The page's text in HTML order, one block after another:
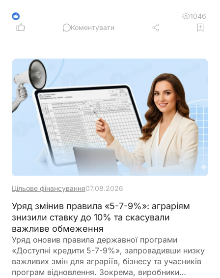
час планування роботи із сервісами
6
1046
Коментувати
Цільове фінансування07.08.2026
Уряд змінив правила «5-7-9%»: аграріям
знизили ставку до 10% та скасували
важливе обмеження
Уряд оновив правила державної програми
«Доступні кредити 5-7-9%», запровадивши низку
важливих змін для аграріїв, бізнесу та учасників
програм відновлення. Зокрема, виробники